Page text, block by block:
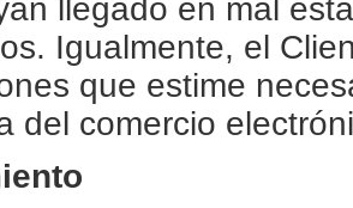
llegado en mal
Igualmente, el
que estime
del comercio